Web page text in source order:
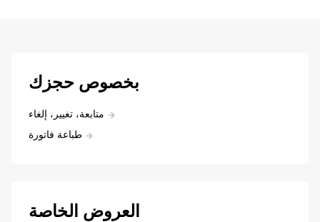
بخصوص حجزك
متابعة، تغيير، إلغاء
طباعة فاتورة
العروض الخاصة